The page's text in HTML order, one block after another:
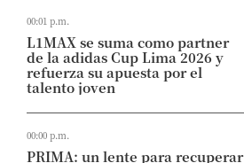
00:01 p.m.
L1MAX se suma como partner
de la adidas Cup Lima 2026 y
refuerza su apuesta por el
talento joven
00:00 p.m.
PRIMA: un lente para recuperar